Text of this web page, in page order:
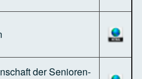
der Senioren-